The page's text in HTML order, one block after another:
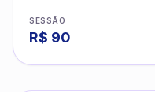
SESSÃO
R$ 90